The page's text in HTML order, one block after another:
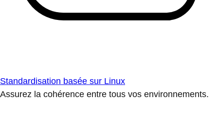
Standardisation basée sur Linux
Assurez la cohérence entre tous vos environnements.